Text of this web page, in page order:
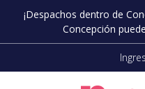
¡Despachos dentro de
Concepción